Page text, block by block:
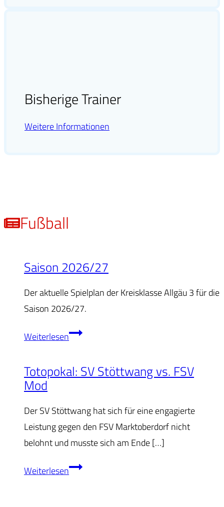
Bisherige Trainer
Weitere Informationen
Fußball
Saison 2026/27
Der aktuelle Spielplan der Kreisklasse Allgäu 3 für die
Saison 2026/27.
WeiterlesenSaison
Totopokal: SV Stöttwang vs. FSV
Mod
Der SV Stöttwang hat sich für eine engagierte
Leistung gegen den FSV Marktoberdorf nicht
belohnt und musste sich am Ende […]
WeiterlesenTotopokal: